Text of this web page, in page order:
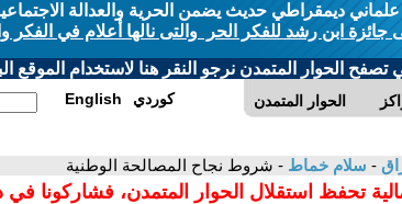
ديمقراطي حديث يضمن الحرية والعدالة
جائزة ابن رشد للفكر الحر والتى نالها أعلام في الفكر
تصفح الحوار المتمدن نرجو النقر هنا لاستخدام الموقع
الحوار المتمدن English كوردي
- سلام خماط - شروط نجاح المصالحة الوطنية
تحفظ استقلال الحوار المتمدن، فشاركونا